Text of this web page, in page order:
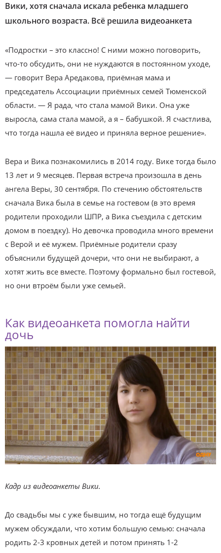
Вики, хотя сначала искала ребенка младшего
школьного возраста. Всё решила видеоанкета
«Подростки – это классно! С ними можно поговорить,
что-то обсудить, они не нуждаются в постоянном уходе,
— говорит Вера Аредакова, приёмная мама и
председатель Ассоциации приёмных семей Тюменской
области. — Я рада, что стала мамой Вики. Она уже
выросла, сама стала мамой, а я – бабушкой. Я счастлива,
что тогда нашла её видео и приняла верное решение».
Вера и Вика познакомились в 2014 году. Вике тогда было
13 лет и 9 месяцев. Первая встреча произошла в день
ангела Веры, 30 сентября. По стечению обстоятельств
сначала Вика была в семье на гостевом (в это время
родители проходили ШПР, а Вика съездила с детским
домом в поездку). Но девочка проводила много времени
с Верой и её мужем. Приёмные родители сразу
объяснили будущей дочери, что они не выбирают, а
хотят жить все вместе. Поэтому формально был гостевой,
но они втроём были уже семьей.
Как видеоанкета помогла найти
дочь
Кадр из видеоанкеты Вики.
До свадьбы мы с уже бывшим, но тогда ещё будущим
мужем обсуждали, что хотим большую семью: сначала
родить 2-3 кровных детей и потом принять 1-2